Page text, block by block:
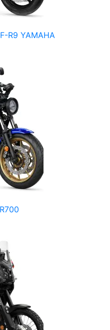
R9 YAMAHA